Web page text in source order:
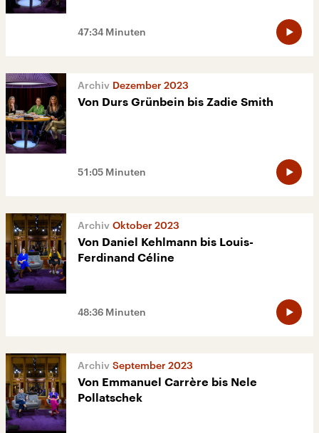
47:34 Minuten
Dezember 2023
Von Durs Grünbein bis Zadie Smith
51:05 Minuten
Oktober 2023
Von Daniel Kehlmann bis Louis-
Ferdinand Céline
48:36 Minuten
September 2023
Von Emmanuel Carrère bis Nele
Pollatschek